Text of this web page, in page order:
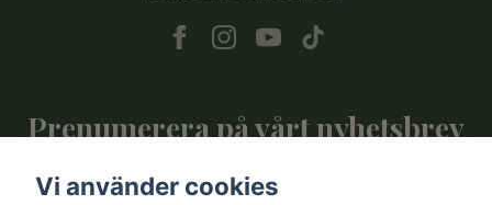
Prenumerera på vårt nyhetsbrev
Vi använder cookies